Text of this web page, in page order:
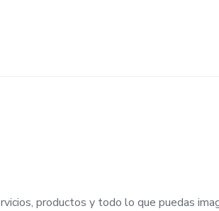
productos y todo lo que puedas